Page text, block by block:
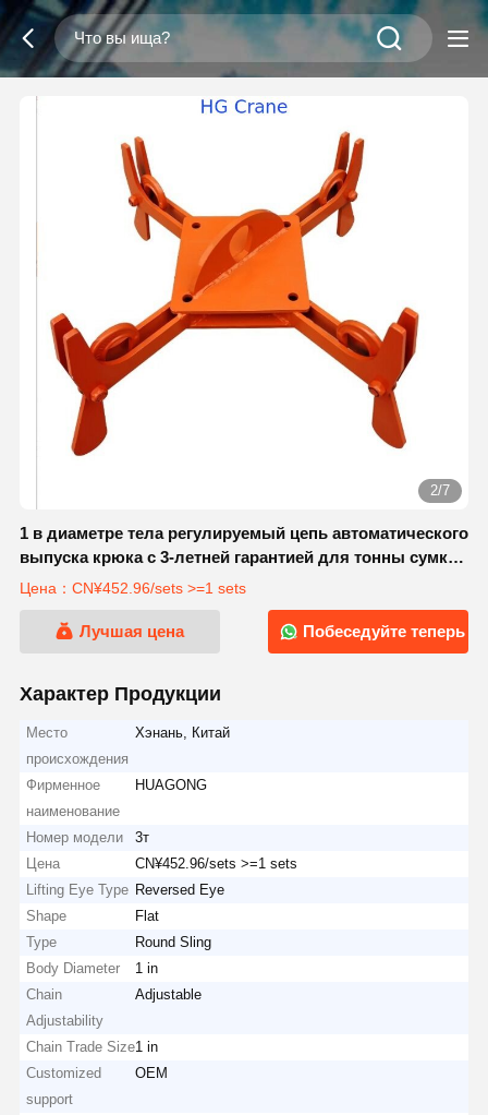
2/7
1 в диаметре тела регулируемый цепь автоматического
выпуска крюка с 3-летней гарантией для тонны сумки
подъема
Цена：CN¥452.96/sets >=1 sets
Лучшая цена Побеседуйте теперь
Характер Продукции
Место
происхождения
Хэнань, Китай
Фирменное
наименование
HUAGONG
Номер модели
3т
Цена
CN¥452.96/sets >=1 sets
Lifting Eye Type Reversed Eye
Shape
Flat
Type
Round Sling
Body Diameter
1 in
Chain
Adjustability
Adjustable
Chain Trade Size1 in
Customized
support
OEM